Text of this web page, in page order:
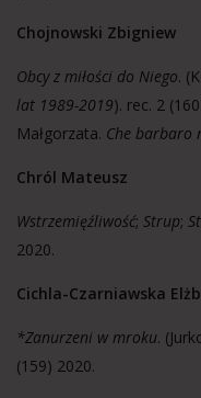
Chojnowski Zbigniew
Obcy z miłości do Niego.
lat 1989-2019). rec. 2
Małgorzata. Che barbaro
Chról Mateusz
Wstrzemięźliwość; Strup;
2020.
Cichla-Czarniawska
*Zanurzeni w mroku.
(159) 2020.